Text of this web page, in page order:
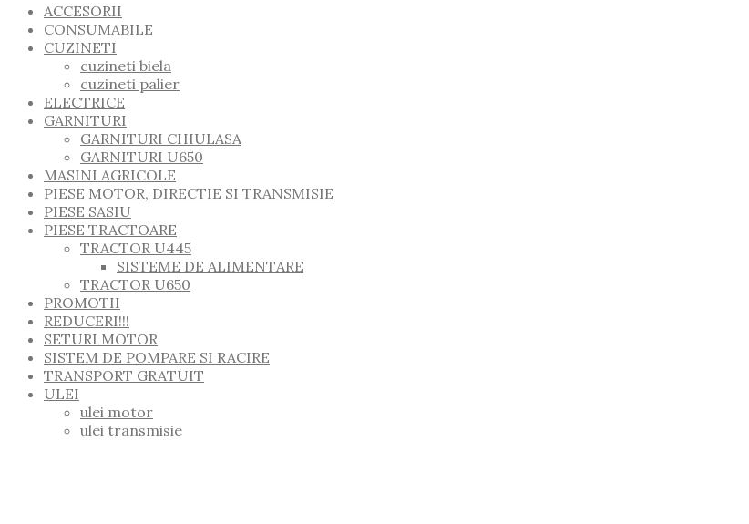
ACCESORII
CONSUMABILE
CUZINETI
cuzineti biela
cuzineti palier
ELECTRICE
GARNITURI
GARNITURI CHIULASA
GARNITURI U650
MASINI AGRICOLE
PIESE MOTOR, DIRECTIE SI TRANSMISIE
PIESE SASIU
PIESE TRACTOARE
TRACTOR U445
SISTEME DE ALIMENTARE
TRACTOR U650
PROMOTII
REDUCERI!!!
SETURI MOTOR
SISTEM DE POMPARE SI RACIRE
TRANSPORT GRATUIT
ULEI
ulei motor
ulei transmisie